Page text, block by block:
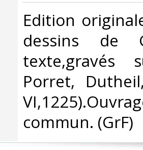
‎Edition
dessins de
Porret,
commun. (GrF) ‎